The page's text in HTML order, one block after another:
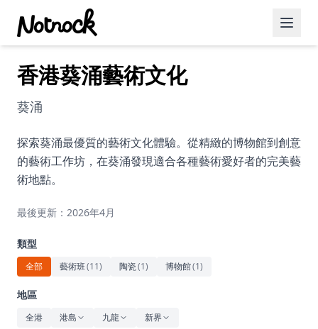
精選活動
博客文章
約會好去處
美食佳餚
運動
藝術文化
休閒
香港葵涌藝術文化
葵涌
探索葵涌最優質的藝術文化體驗。從精緻的博物館到創意
的藝術工作坊，在葵涌發現適合各種藝術愛好者的完美藝
術地點。
最後更新：2026年4月
類型
全部 藝術班(11) 陶瓷(1) 博物館(1)
地區
全港 港島 九龍 新界